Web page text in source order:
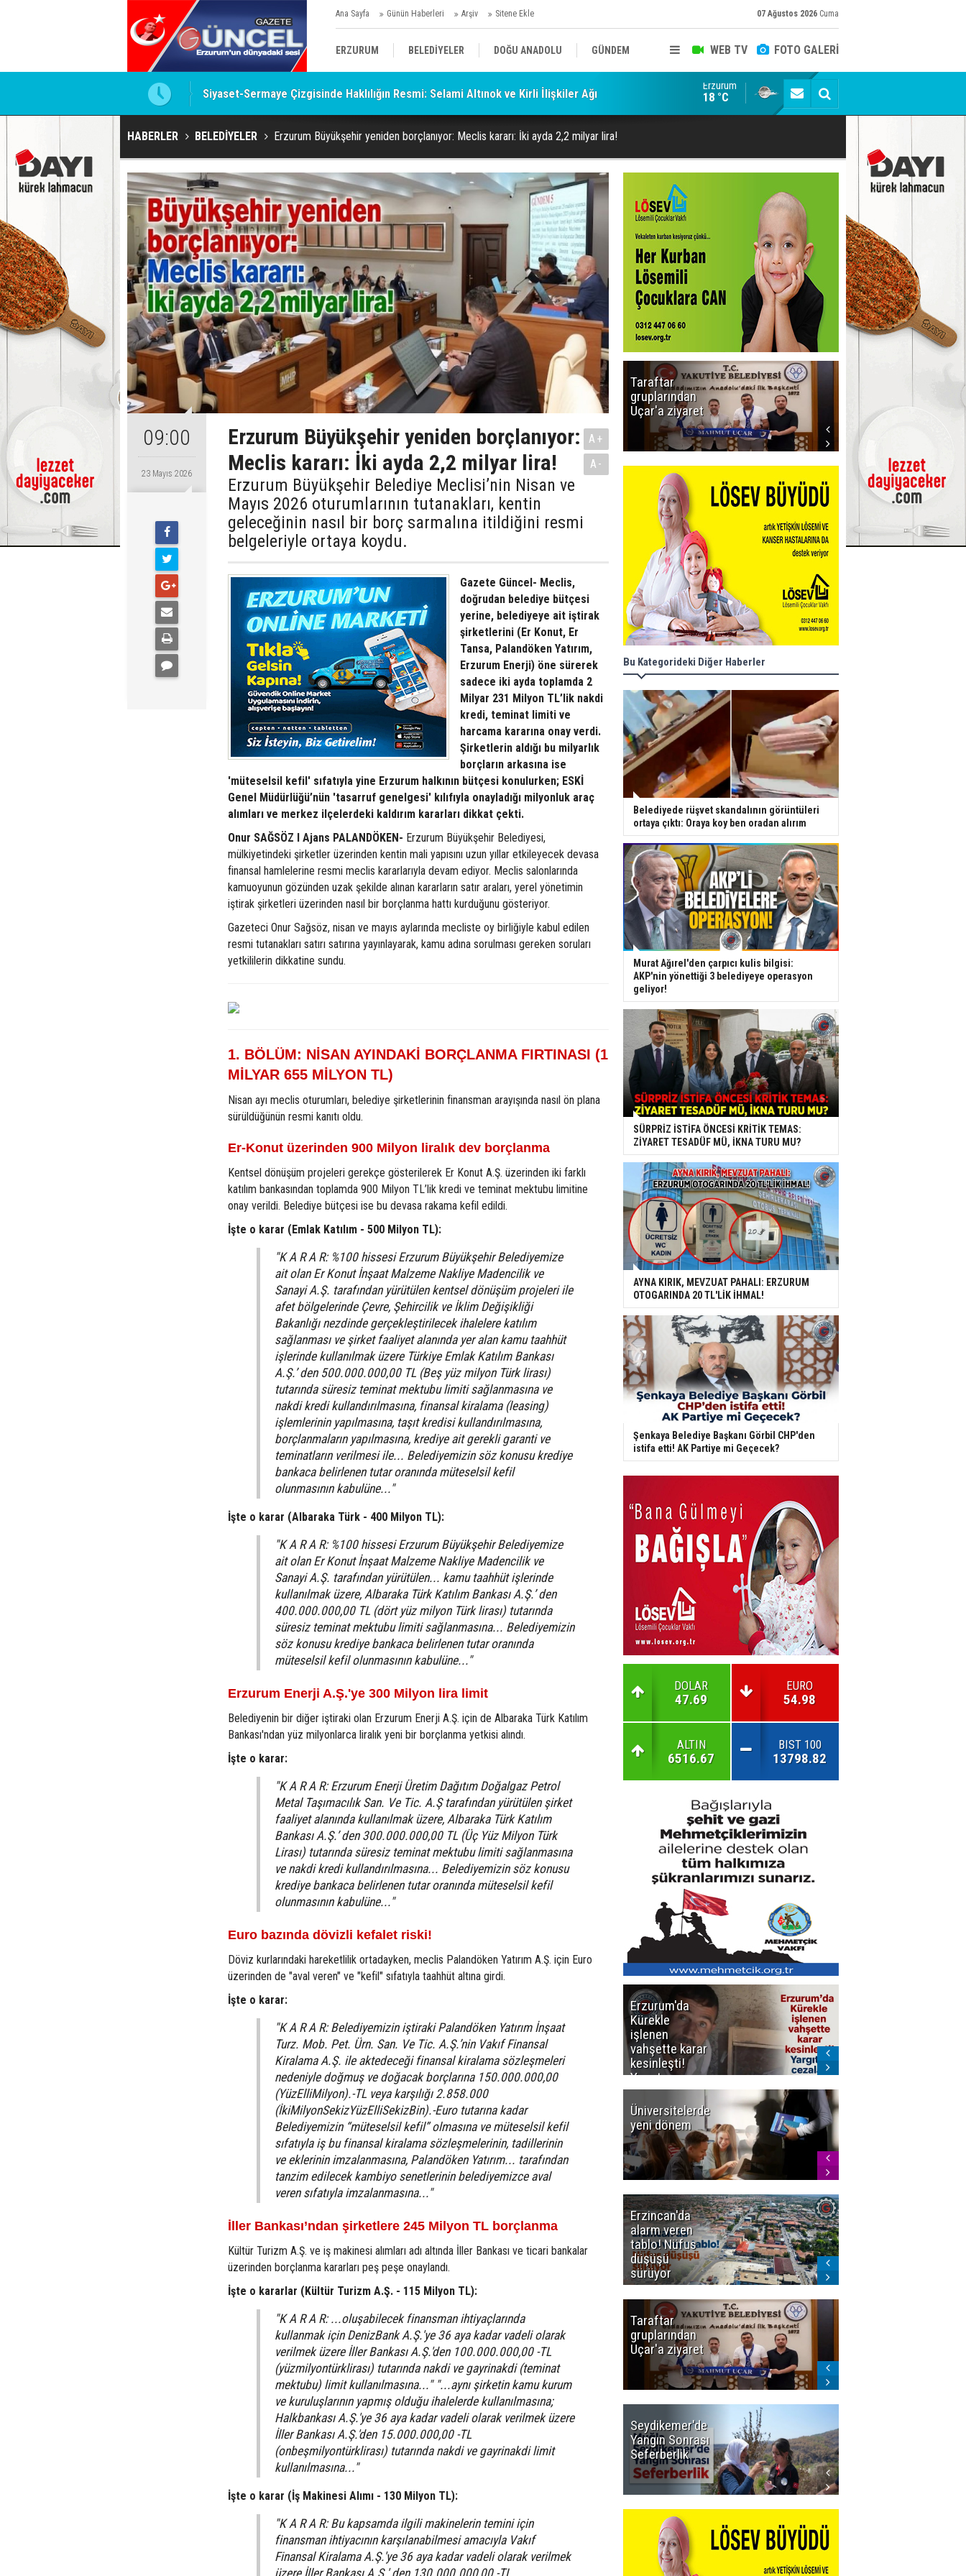
Ana Sayfa Günün Haberleri Arşiv Sitene Ekle 07 Ağustos 2026 Cuma
WEB TV FOTO GALERİ
ERZURUM BELEDİYELER DOĞU ANADOLU GÜNDEM
SİYASET AFAD/ SAVAŞ SPOR
KÜLTÜR/SANAT//MAĞAZİN BODRUM
ADALET BAKANI AKIN GÜRLEK'E AÇIK İHBAR! BAKIRCI'YI KİM KORUYOR? Taraftar gruplarından Uçar'a ziyaret
Erzurum
18 °C
HABERLER BELEDİYELER Erzurum Büyükşehir yeniden borçlanıyor: Meclis kararı: İki ayda 2,2 milyar lira!
09:00
23 Mayıs 2026
Erzurum Büyükşehir yeniden borçlanıyor:
Meclis kararı: İki ayda 2,2 milyar lira!
Erzurum Büyükşehir Belediye Meclisi’nin Nisan ve
Mayıs 2026 oturumlarının tutanakları, kentin
geleceğinin nasıl bir borç sarmalına itildiğini resmi
belgeleriyle ortaya koydu.
A+
A-
Gazete Güncel- Meclis,
doğrudan belediye bütçesi
yerine, belediyeye ait iştirak
şirketlerini (Er Konut, Er
Tansa, Palandöken Yatırım,
Erzurum Enerji) öne sürerek
sadece iki ayda toplamda 2
Milyar 231 Milyon TL’lik nakdi
kredi, teminat limiti ve
harcama kararına onay verdi.
Şirketlerin aldığı bu milyarlık
borçların arkasına ise
'müteselsil kefil' sıfatıyla yine Erzurum halkının bütçesi konulurken; ESKİ
Genel Müdürlüğü’nün 'tasarruf genelgesi' kılıfıyla onayladığı milyonluk araç
alımları ve merkez ilçelerdeki kaldırım kararları dikkat çekti.
Onur SAĞSÖZ I Ajans PALANDÖKEN- Erzurum Büyükşehir Belediyesi,
mülkiyetindeki şirketler üzerinden kentin mali yapısını uzun yıllar etkileyecek devasa
finansal hamlelerine resmi meclis kararlarıyla devam ediyor. Meclis salonlarında
kamuoyunun gözünden uzak şekilde alınan kararların satır araları, yerel yönetimin
iştirak şirketleri üzerinden nasıl bir borçlanma hattı kurduğunu gösteriyor.
Gazeteci Onur Sağsöz, nisan ve mayıs aylarında mecliste oy birliğiyle kabul edilen
resmi tutanakları satırı satırına yayınlayarak, kamu adına sorulması gereken soruları
yetkililerin dikkatine sundu.
1. BÖLÜM: NİSAN AYINDAKİ BORÇLANMA FIRTINASI (1
MİLYAR 655 MİLYON TL)
Nisan ayı meclis oturumları, belediye şirketlerinin finansman arayışında nasıl ön plana
sürüldüğünün resmi kanıtı oldu.
Er-Konut üzerinden 900 Milyon liralık dev borçlanma
Kentsel dönüşüm projeleri gerekçe gösterilerek Er Konut A.Ş. üzerinden iki farklı
katılım bankasından toplamda 900 Milyon TL’lik kredi ve teminat mektubu limitine
onay verildi. Belediye bütçesi ise bu devasa rakama kefil edildi.
İşte o karar (Emlak Katılım - 500 Milyon TL):
"K A R A R: %100 hissesi Erzurum Büyükşehir Belediyemize
ait olan Er Konut İnşaat Malzeme Nakliye Madencilik ve
Sanayi A.Ş. tarafından yürütülen kentsel dönüşüm projeleri ile
afet bölgelerinde Çevre, Şehircilik ve İklim Değişikliği
Bakanlığı nezdinde gerçekleştirilecek ihalelere katılım
sağlanması ve şirket faaliyet alanında yer alan kamu taahhüt
işlerinde kullanılmak üzere Türkiye Emlak Katılım Bankası
A.Ş.’ den 500.000.000,00 TL (Beş yüz milyon Türk lirası)
tutarında süresiz teminat mektubu limiti sağlanmasına ve
nakdi kredi kullandırılmasına, finansal kiralama (leasing)
işlemlerinin yapılmasına, taşıt kredisi kullandırılmasına,
borçlanmaların yapılmasına, krediye ait gerekli garanti ve
teminatların verilmesi ile... Belediyemizin söz konusu krediye
bankaca belirlenen tutar oranında müteselsil kefil
olunmasının kabulüne..."
İşte o karar (Albaraka Türk - 400 Milyon TL):
"K A R A R: %100 hissesi Erzurum Büyükşehir Belediyemize
ait olan Er Konut İnşaat Malzeme Nakliye Madencilik ve
Sanayi A.Ş. tarafından yürütülen... kamu taahhüt işlerinde
kullanılmak üzere, Albaraka Türk Katılım Bankası A.Ş.’ den
400.000.000,00 TL (dört yüz milyon Türk lirası) tutarında
süresiz teminat mektubu limiti sağlanmasına... Belediyemizin
söz konusu krediye bankaca belirlenen tutar oranında
müteselsil kefil olunmasının kabulüne..."
Erzurum Enerji A.Ş.'ye 300 Milyon lira limit
Belediyenin bir diğer iştiraki olan Erzurum Enerji A.Ş. için de Albaraka Türk Katılım
Bankası'ndan yüz milyonlarca liralık yeni bir borçlanma yetkisi alındı.
İşte o karar:
"K A R A R: Erzurum Enerji Üretim Dağıtım Doğalgaz Petrol
Metal Taşımacılık San. Ve Tic. A.Ş tarafından yürütülen şirket
faaliyet alanında kullanılmak üzere, Albaraka Türk Katılım
Bankası A.Ş.’ den 300.000.000,00 TL (Üç Yüz Milyon Türk
Lirası) tutarında süresiz teminat mektubu limiti sağlanmasına
ve nakdi kredi kullandırılmasına... Belediyemizin söz konusu
krediye bankaca belirlenen tutar oranında müteselsil kefil
olunmasının kabulüne..."
Euro bazında dövizli kefalet riski!
Döviz kurlarındaki hareketlilik ortadayken, meclis Palandöken Yatırım A.Ş. için Euro
üzerinden de "aval veren" ve "kefil" sıfatıyla taahhüt altına girdi.
İşte o karar:
"K A R A R: Belediyemizin iştiraki Palandöken Yatırım İnşaat
Turz. Mob. Pet. Ürn. San. Ve Tic. A.Ş.’nin Vakıf Finansal
Kiralama A.Ş. ile aktedeceği finansal kiralama sözleşmeleri
nedeniyle doğmuş ve doğacak borçlarına 150.000.000,00
(YüzElliMilyon).-TL veya karşılığı 2.858.000
(İkiMilyonSekizYüzElliSekizBin).-Euro tutarına kadar
Belediyemizin “müteselsil kefil” olmasına ve müteselsil kefil
sıfatıyla iş bu finansal kiralama sözleşmelerinin, tadillerinin
ve eklerinin imzalanmasına, Palandöken Yatırım... tarafından
tanzim edilecek kambiyo senetlerinin belediyemizce aval
veren sıfatıyla imzalanmasına..."
İller Bankası’ndan şirketlere 245 Milyon TL borçlanma
Kültür Turizm A.Ş. ve iş makinesi alımları adı altında İller Bankası ve ticari bankalar
üzerinden borçlanma kararları peş peşe onaylandı.
İşte o kararlar (Kültür Turizm A.Ş. - 115 Milyon TL):
"K A R A R: ...oluşabilecek finansman ihtiyaçlarında
kullanmak için DenizBank A.Ş.'ye 36 aya kadar vadeli olarak
verilmek üzere İller Bankası A.Ş.'den 100.000.000,00 -TL
(yüzmilyontürklirası) tutarında nakdi ve gayrinakdi (teminat
mektubu) limit kullanılmasına..." "...aynı şirketin kamu kurum
ve kuruluşlarının yapmış olduğu ihalelerde kullanılmasına;
Halkbankası A.Ş.'ye 36 aya kadar vadeli olarak verilmek üzere
İller Bankası A.Ş.'den 15.000.000,00 -TL
(onbeşmilyontürklirası) tutarında nakdi ve gayrinakdi limit
kullanılmasına..."
İşte o karar (İş Makinesi Alımı - 130 Milyon TL):
"K A R A R: Bu kapsamda ilgili makinelerin temini için
finansman ihtiyacının karşılanabilmesi amacıyla Vakıf
Finansal Kiralama A.Ş.'ye 36 aya kadar vadeli olarak verilmek
üzere İller Bankası A.Ş.' den 130.000.000,00 -TL
Taraftar
gruplarından
Uçar'a ziyaret
başlıyor! İlk
düdük Bolu'da
çalacak
Bu Kategorideki Diğer Haberler
Belediyede rüşvet skandalının görüntüleri
ortaya çıktı: Oraya koy ben oradan alırım
Murat Ağırel'den çarpıcı kulis bilgisi:
AKP'nin yönettiği 3 belediyeye operasyon
geliyor!
SÜRPRİZ İSTİFA ÖNCESİ KRİTİK TEMAS:
ZİYARET TESADÜF MÜ, İKNA TURU MU?
AYNA KIRIK, MEVZUAT PAHALI: ERZURUM
OTOGARINDA 20 TL'LİK İHMAL!
Şenkaya Belediye Başkanı Görbil CHP'den
istifa etti! AK Partiye mi Geçecek?
DOLAR
47.69
EURO
54.98
ALTIN
6516.67
BIST 100
13798.82
Erzurum'da
Kürekle
işlenen
vahşette karar
kesinleşti!
Yargıtay
cezaları onadı
Üniversitelerde
yeni dönem
Erzincan'da
alarm veren
tablo! Nüfus
düşüşü
sürüyor
Taraftar
gruplarından
Uçar'a ziyaret
Seydikemer'de
Yangın Sonrası
Seferberlik